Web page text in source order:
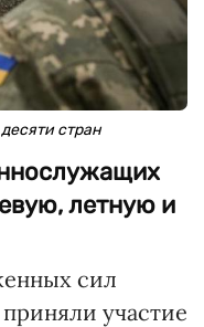
стран
летную и
сил
участие